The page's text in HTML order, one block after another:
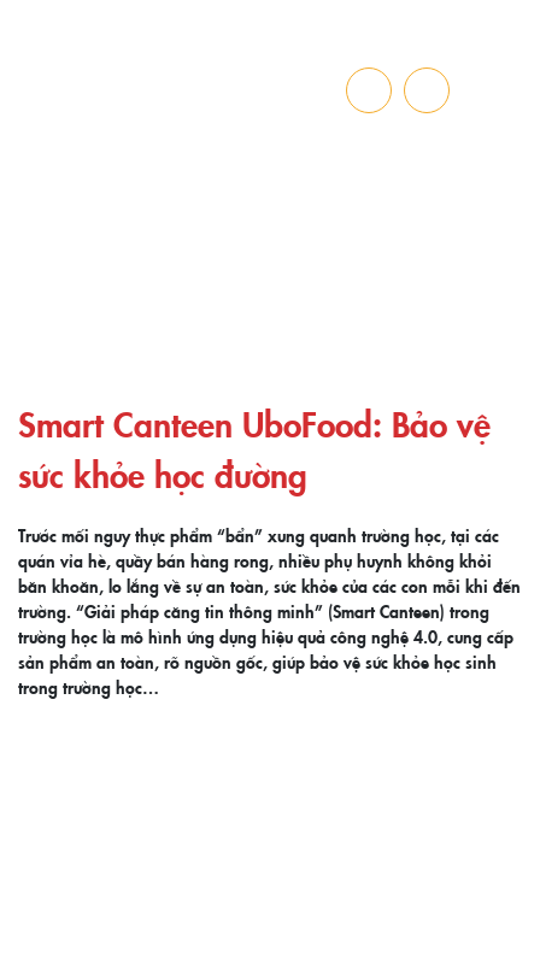
Smart Canteen UboFood: Bảo vệ
sức khỏe học đường
Trước mối nguy thực phẩm “bẩn” xung quanh trường học, tại các
quán vỉa hè, quầy bán hàng rong, nhiều phụ huynh không khỏi
băn khoăn, lo lắng về sự an toàn, sức khỏe của các con mỗi khi đến
trường. “Giải pháp căng tin thông minh” (Smart Canteen) trong
trường học là mô hình ứng dụng hiệu quả công nghệ 4.0, cung cấp
sản phẩm an toàn, rõ nguồn gốc, giúp bảo vệ sức khỏe học sinh
trong trường học…